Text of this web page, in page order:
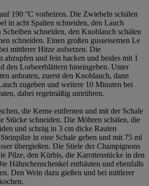
190 °C vorheizen. Die Zwiebeln schälen
in acht Spalten schneiden, den Lauch
schneiden, den Knoblauch schälen
schneiden. Einen großen gusseisernen Le
mittlerer Hitze aufsetzen. Die
abzupfen und fein hacken und beides mit 1
den Lorbeerblättern hineingeben. Unter
anbraten, zuerst den Knoblauch, dann
zugeben und weitere 10 Minuten bei
dabei regelmäßig umrühren.
die Kerne entfernen und mit der Schale
Stücke schneiden. Die Möhren schälen, die
und schräg in 3 cm dicke Rauten
in eine Schale geben und mit 75 ml
übergießen. Die Stiele der Champignons
Pilze, den Kürbis, die Karottenstücke in den
Hähnchenschenkel enthäuten und ebenfalls
Den Wein dazu gießen und bei mittlerer